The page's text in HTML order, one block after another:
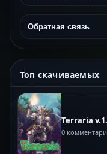
Обратная связь
Топ скачиваемых
Terraria
0